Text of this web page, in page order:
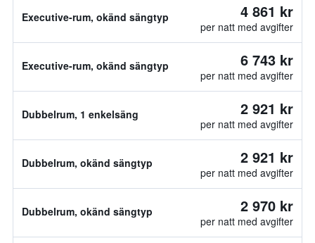
Executive-rum, okänd sängtyp 4 861 kr
per natt med avgifter
Executive-rum, okänd sängtyp 6 743 kr
per natt med avgifter
Dubbelrum, 1 enkelsäng 2 921 kr
per natt med avgifter
Dubbelrum, okänd sängtyp 2 921 kr
per natt med avgifter
Dubbelrum, okänd sängtyp 2 970 kr
per natt med avgifter